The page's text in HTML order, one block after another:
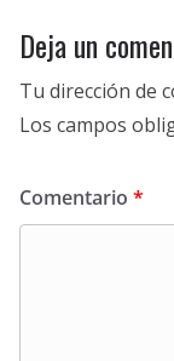
Deja un
Tu dirección de
Los campos
Comentario *